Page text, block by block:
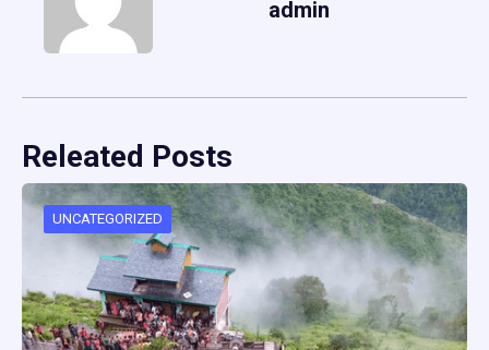
admin
Releated Posts
UNCATEGORIZED